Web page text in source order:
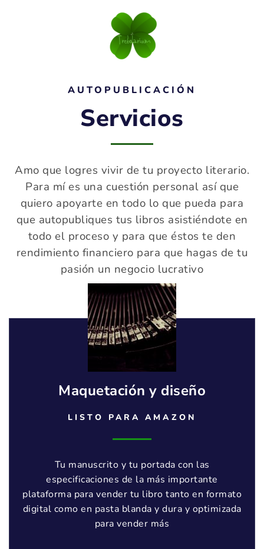
AUTOPUBLICACIÓN
Servicios
Amo que logres vivir de tu proyecto literario.
Para mí es una cuestión personal así que
quiero apoyarte en todo lo que pueda para
que autopubliques tus libros asistiéndote en
todo el proceso y para que éstos te den
rendimiento financiero para que hagas de tu
pasión un negocio lucrativo
Maquetación y diseño
LISTO PARA AMAZON
Tu manuscrito y tu portada con las
especificaciones de la más importante
plataforma para vender tu libro tanto en formato
digital como en pasta blanda y dura y optimizada
para vender más